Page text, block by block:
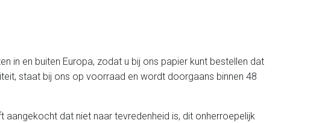
in en buiten Europa, zodat u bij ons papier kunt bestellen dat
staat bij ons op voorraad en wordt doorgaans binnen 48
aangekocht dat niet naar tevredenheid is, dit onherroepelijk